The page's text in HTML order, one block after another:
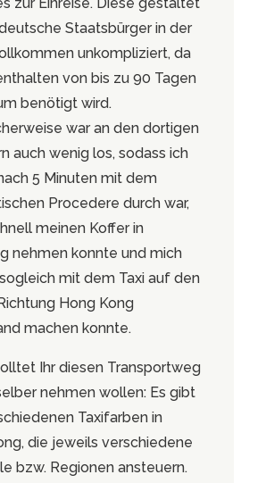
Staatsbürger in der
unkompliziert, da
von bis zu 90 Tagen
benötigt wird.
war an den dortigen
auch wenig los, sodass ich
5 Minuten mit dem
Procedere durch war,
meinen Koffer in
nehmen konnte und mich
mit dem Taxi auf den
Hong Kong
machen konnte.
Ihr diesen Transportweg
nehmen wollen: Es gibt
Taxifarben in
die jeweils verschiedene
bzw. Regionen ansteuern.